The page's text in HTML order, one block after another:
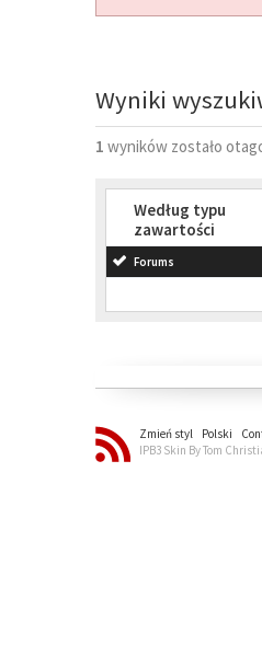
Wyniki
1 wyników zostało
Według typu
zawartości
Forums
Zmień styl Polski
IPB3 Skin By Tom